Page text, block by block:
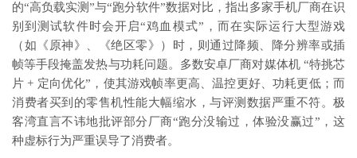
的“高负载实测”与“跑分软件”数据对比，指出多家手机厂商在识
别到测试软件时会开启“鸡血模式”，而在实际运行大型游戏
（如《原神》、《绝区零》）时，则通过降频、降分辨率或插
帧等手段掩盖发热与功耗问题。多数安卓厂商对媒体机 “特挑芯
片 + 定向优化”，使其游戏帧率更高、温控更好、功耗更低；而
消费者买到的零售机性能大幅缩水，与评测数据严重不符。极
客湾直言不讳地批评部分厂商“跑分没输过，体验没赢过”，这
种虚标行为严重误导了消费者。